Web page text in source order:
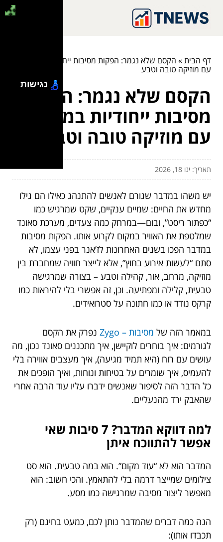
דף הבית» הקסם שלא נגמר: הפקות מסיבות ייחודיות במדבר
עם מוזיקה טובה וטבע
הקסם שלא נגמר: הפקות
מסיבות ייחודיות במדבר
עם מוזיקה טובה וטבע
תאריך: ינו 18, 2026
יש משהו במדבר שגורם לאנשים להתנהג כאילו הם גילו
מחדש את החיים: שמיים ענקיים, שקט שמרגיש כמו
“כפתור ריסט”, ובום—במרחק כמה צעדים, מערכת סאונד
שמלטפת את האוויר במקום לקרוע אותו. הפקות מסיבות
במדבר הפכו בשנים האחרונות לז’אנר בפני עצמו, לא
סתם “לעשות אירוע בחוץ”, אלא לייצר חוויה שמחברת בין
מוזיקה, מרחב, אור, קהילה וטבע – בצורה שמרגישה
טבעית, קלילה ומפתיעה. וכן, זה אפשרי בלי להיראות כמו
קרקס נודד או כמו חתונה על סטרואידים.
במאמר הזה של מסיבות – Zygo
נפרק את הקסם
לגורמים: איך בוחרים לוקיישן, איך מתכננים סאונד נכון, מה
עושים עם רוח (היא תמיד מגיעה), איך מעצבים אווירה בלי
להעמיס, איך שומרים על בטיחות ונוחות, ואיך הופכים את
כל הדבר הזה לסיפור שאנשים ידברו עליו עוד הרבה אחרי
שהאבק ירד מהנעליים.
למה דווקא המדבר? 7 סיבות שאי
אפשר להתווכח איתן
המדבר הוא לא “עוד מקום”. הוא במה טבעית. הוא סט
צילומים שמייצר דרמה בלי להתאמץ. והכי חשוב: הוא
מאפשר ליצור מסיבה שמרגישה כמו מסע.
הנה כמה דברים שהמדבר נותן לכם, כמעט בחינם (רק
תכבדו אותו):
נגישות